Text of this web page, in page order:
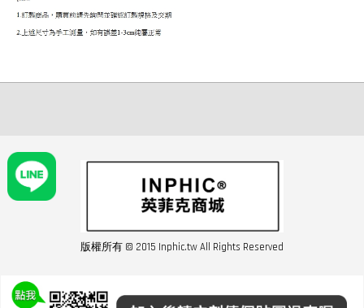
版權所有 © 2015 Inphic.tw All Rights Reserved
友站連結inphic營業設備